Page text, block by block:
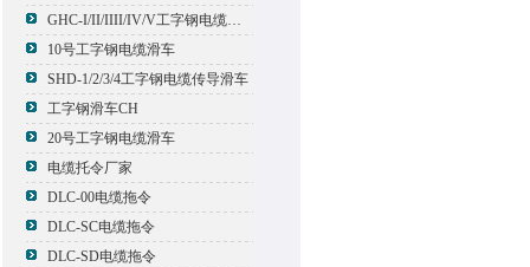
GHC-I/II/IIII/IV/V工字钢电缆滑车
10号工字钢电缆滑车
SHD-1/2/3/4工字钢电缆传导滑车
工字钢滑车CH
20号工字钢电缆滑车
电缆托令厂家
DLC-00电缆拖令
DLC-SC电缆拖令
DLC-SD电缆拖令